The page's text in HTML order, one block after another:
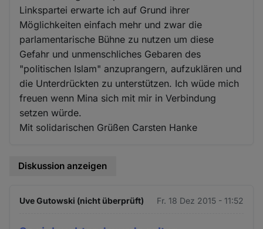
Linkspartei erwarte ich auf Grund ihrer
Möglichkeiten einfach mehr und zwar die
parlamentarische Bühne zu nutzen um diese
Gefahr und unmenschliches Gebaren des
"politischen Islam" anzuprangern, aufzuklären und
die Unterdrückten zu unterstützen. Ich wüde mich
freuen wenn Mina sich mit mir in Verbindung
setzen würde.
Mit solidarischen Grüßen Carsten Hanke
Diskussion anzeigen
Uve Gutowski (nicht überprüft) Fr. 18 Dez 2015 - 11:52